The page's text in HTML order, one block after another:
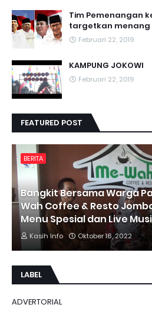
Tim Pemenangan
targetkan menang
Februari 22, 2019
KAMPUNG JOKOWI
Februari 22, 2019
FEATURED POST
BERITA
Bangkit Bersama Warga
Wah Coffee & Resto
Menu Spesial dan Live
Kasih Info Oktober 16, 2022
LABEL
ADVERTORIAL